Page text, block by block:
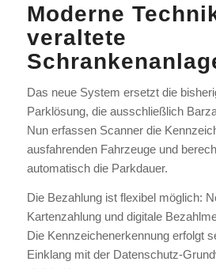
Moderne
veraltete
Das neue System ersetzt die
Parklösung, die ausschließlich
Nun erfassen Scanner die
ausfahrenden Fahrzeuge und
automatisch die Parkdauer.
Die Bezahlung ist flexibel möglich:
Kartenzahlung und digitale
Die Kennzeichenerkennung erfolgt
Einklang mit der Datenschutz-